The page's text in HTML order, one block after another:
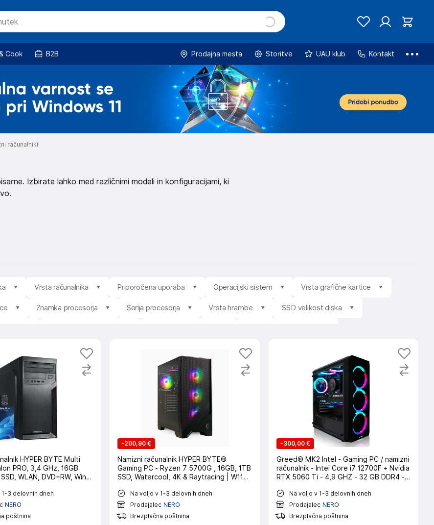
Cook B2B Prodajna mesta Storitve UAU klub Kontakt
računalniki
Izbirate lahko med različnimi modeli in konfiguracijami, ki
Vrsta računalnika Priporočena uporaba Operacijski sistem Vrsta grafične kartice
Znamka procesorja Serija procesorja Vrsta hrambe SSD velikost diska
HYPER BYTE Multi
PRO, 3,4 GHz, 16GB
WLAN, DVD+RW, Win11
1-3 delovnih dneh
NERO
poštnina
-200,90 €
Namizni računalnik HYPER BYTE®
Gaming PC - Ryzen 7 5700G , 16GB, 1TB
SSD, Watercool, 4K & Raytracing | W11P
Na voljo v 1-3 delovnih dneh
Prodajalec NERO
Brezplačna poštnina
-300,00 €
Greed® MK2 Intel - Gaming PC / namizni
računalnik - Intel Core i7 12700F + Nvidia
RTX 5060 Ti - 4,9 GHZ - 32 GB DDR4 -
Na voljo v 1-3 delovnih dneh
Prodajalec NERO
Brezplačna poštnina